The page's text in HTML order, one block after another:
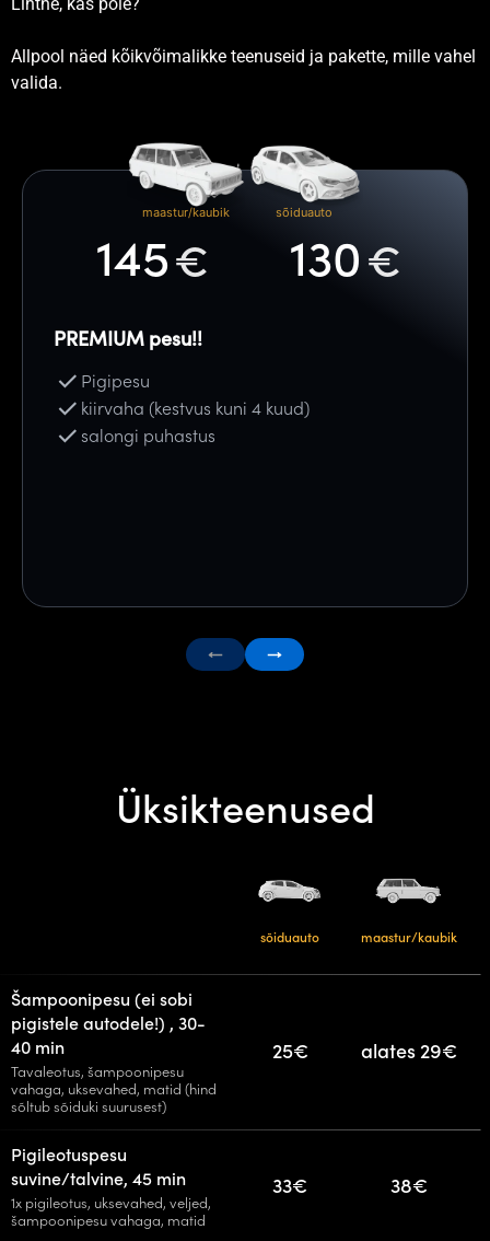
Allpool näed kõikvõimalikke teenuseid ja pakette, mille vahel
valida.
maastur/kaubik sõiduauto
145€ 130€
PREMIUM pesu!!
Pigipesu
kiirvaha (kestvus kuni 4 kuud)
salongi puhastus
Üksikteenused
sõiduauto maastur/kaubik
Šampoonipesu (ei sobi
pigistele autodele!) , 30-
40 min
Tavaleotus, šampoonipesu
vahaga, uksevahed, matid (hind
sõltub sõiduki suurusest)
25€ alates 29€
Pigileotuspesu
suvine/talvine, 45 min
1x pigileotus, uksevahed, veljed,
šampoonipesu vahaga, matid
33€ 38€